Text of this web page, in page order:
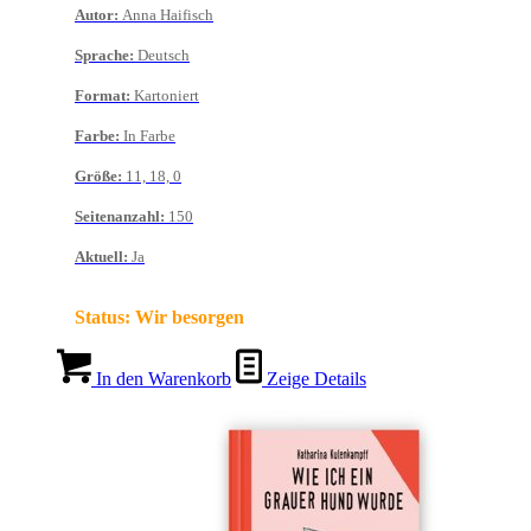
Autor: Anna Haifisch
Sprache: Deutsch
Format: Kartoniert
Farbe: In Farbe
Größe: 11, 18, 0
Seitenanzahl: 150
Aktuell: Ja
Status: Wir besorgen
In den Warenkorb Zeige Details